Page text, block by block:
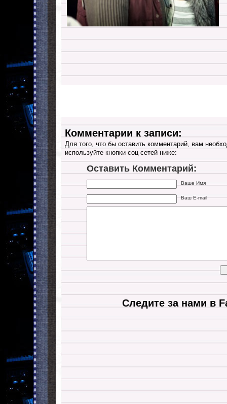
Комментарии к записи:
Для того, что бы оставить комментарий, вам
используйте кнопки соц сетей ниже:
Оставить Комментарий:
Ваше Имя
Ваш E-mail
Следите за нами в